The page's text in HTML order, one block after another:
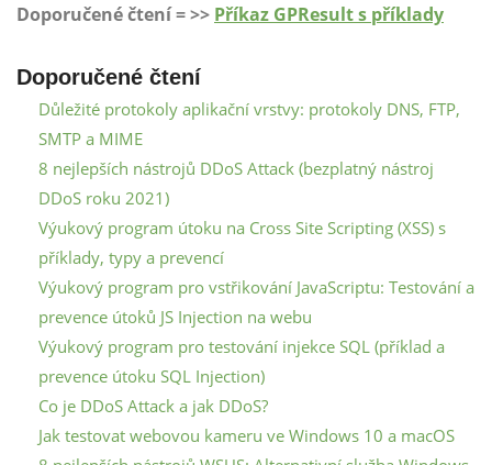
Doporučené čtení = >> Příkaz GPResult s příklady
Doporučené čtení
Důležité protokoly aplikační vrstvy: protokoly DNS, FTP,
SMTP a MIME
8 nejlepších nástrojů DDoS Attack (bezplatný nástroj
DDoS roku 2021)
Výukový program útoku na Cross Site Scripting (XSS) s
příklady, typy a prevencí
Výukový program pro vstřikování JavaScriptu: Testování a
prevence útoků JS Injection na webu
Výukový program pro testování injekce SQL (příklad a
prevence útoku SQL Injection)
Co je DDoS Attack a jak DDoS?
Jak testovat webovou kameru ve Windows 10 a macOS